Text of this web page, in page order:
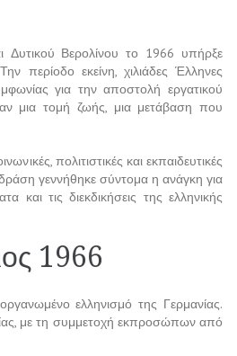
Δυτικού Βερολίνου το 1966 υπήρξε
περίοδο εκείνη, χιλιάδες Έλληνες
για την αποστολή εργατικού
μια τομή ζωής, μια μετάβαση που
πολιτιστικές και εκπαιδευτικές
γεννήθηκε σύντομα η ανάγκη για
και τις διεκδικήσεις της ελληνικής
1966
ελληνισμό της Γερμανίας.
με τη συμμετοχή εκπροσώπων από